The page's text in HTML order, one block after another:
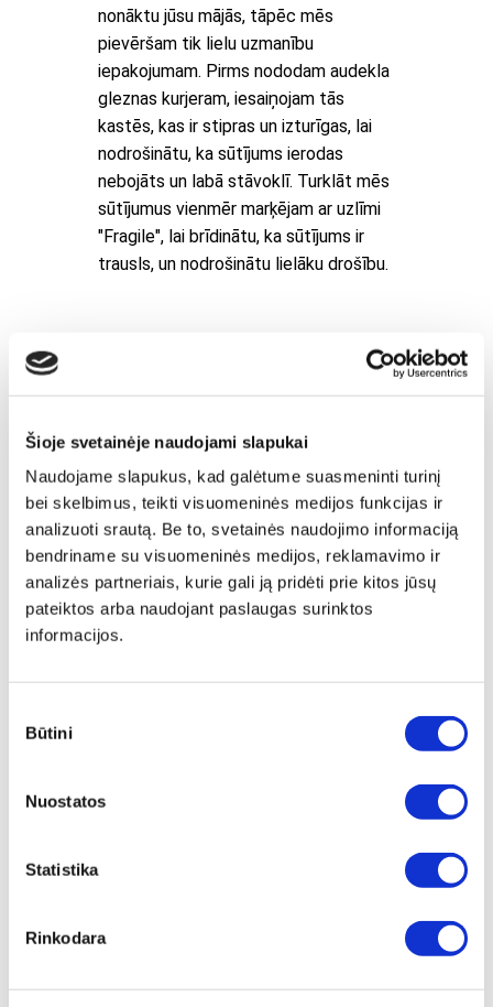
Šioje svetainėje naudojami slapukai
Naudojame slapukus, kad galėtume suasmeninti turinį
bei skelbimus, teikti visuomeninės medijos funkcijas ir
analizuoti srautą. Be to, svetainės naudojimo informaciją
bendriname su visuomeninės medijos, reklamavimo ir
analizės partneriais, kurie gali ją pridėti prie kitos jūsų
pateiktos arba naudojant paslaugas surinktos
informacijos.
pasirinkimas
Būtini
Nuostatos
Statistika
Rinkodara
nonāktu jūsu mājās, tāpēc mēs
pievēršam tik lielu uzmanību
iepakojumam. Pirms nododam audekla
gleznas kurjeram, iesaiņojam tās
kastēs, kas ir stipras un izturīgas, lai
nodrošinātu, ka sūtījums ierodas
nebojāts un labā stāvoklī. Turklāt mēs
sūtījumus vienmēr marķējam ar uzlīmi
"Fragile", lai brīdinātu, ka sūtījums ir
trausls, un nodrošinātu lielāku drošību.
Papildu ierāmēšana
mājas interjera akcentu.